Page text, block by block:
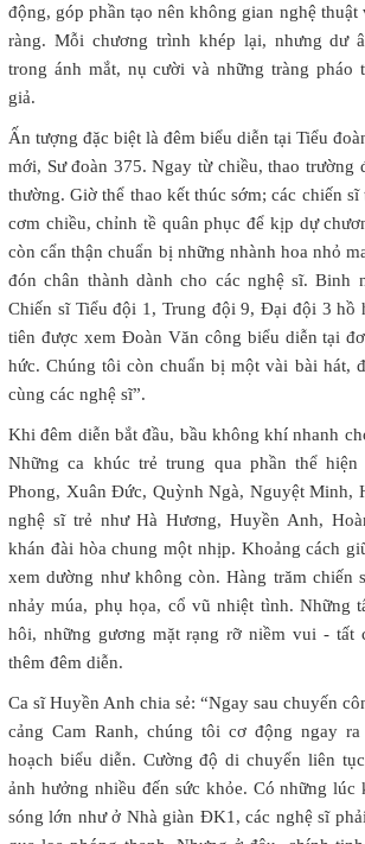
động, góp phần tạo nên không gian nghệ thuật
ràng. Mỗi chương trình khép lại, nhưng dư
trong ánh mắt, nụ cười và những tràng pháo
giả.
Ấn tượng đặc biệt là đêm biểu diễn tại Tiểu
mới, Sư đoàn 375. Ngay từ chiều, thao trường
thường. Giờ thể thao kết thúc sớm; các chiến sĩ
cơm chiều, chỉnh tề quân phục để kịp dự
còn cẩn thận chuẩn bị những nhành hoa nhỏ
đón chân thành dành cho các nghệ sĩ. Binh
Chiến sĩ Tiểu đội 1, Trung đội 9, Đại đội 3 hồ
tiên được xem Đoàn Văn công biểu diễn tại
hức. Chúng tôi còn chuẩn bị một vài bài hát,
cùng các nghệ sĩ”.
Khi đêm diễn bắt đầu, bầu không khí nhanh
Những ca khúc trẻ trung qua phần thể
Phong, Xuân Đức, Quỳnh Ngà, Nguyệt Minh,
nghệ sĩ trẻ như Hà Hương, Huyền Anh,
khán đài hòa chung một nhịp. Khoảng cách
xem dường như không còn. Hàng trăm chiến
nhảy múa, phụ họa, cổ vũ nhiệt tình. Những
hôi, những gương mặt rạng rỡ niềm vui - tất
thêm đêm diễn.
Ca sĩ Huyền Anh chia sẻ: “Ngay sau chuyến
cảng Cam Ranh, chúng tôi cơ động ngay
hoạch biểu diễn. Cường độ di chuyển liên
ảnh hưởng nhiều đến sức khỏe. Có những lúc
sóng lớn như ở Nhà giàn ĐK1, các nghệ sĩ